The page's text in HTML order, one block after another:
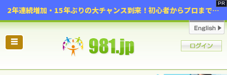
2年連続増加・15年ぶりの大チャンス到来！初心者からプロまで網羅する「競売不動産・超実践投資セミナー」♦神奈川県 横浜 in 神奈川
☰